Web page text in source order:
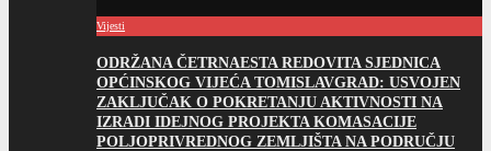
Vijesti
ODRŽANA ČETRNAESTA REDOVITA SJEDNICA
OPĆINSKOG VIJEĆA TOMISLAVGRAD: USVOJEN
ZAKLJUČAK O POKRETANJU AKTIVNOSTI NA
IZRADI IDEJNOG PROJEKTA KOMASACIJE
POLJOPRIVREDNOG ZEMLJIŠTA NA PODRUČJU